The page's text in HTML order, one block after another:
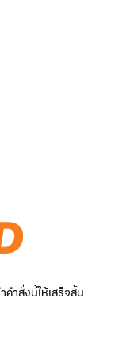
ำสั่งนี้ให้เสร็จสิ้น